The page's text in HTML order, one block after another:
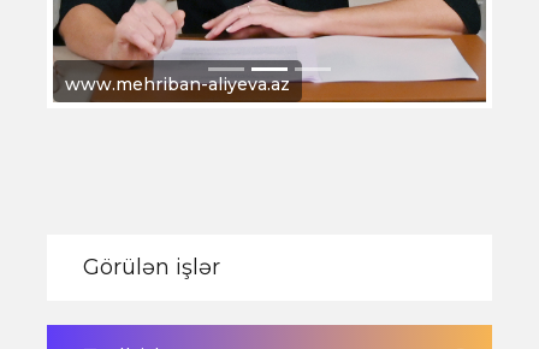
www.mehriban-aliyeva.az
Görülən işlər